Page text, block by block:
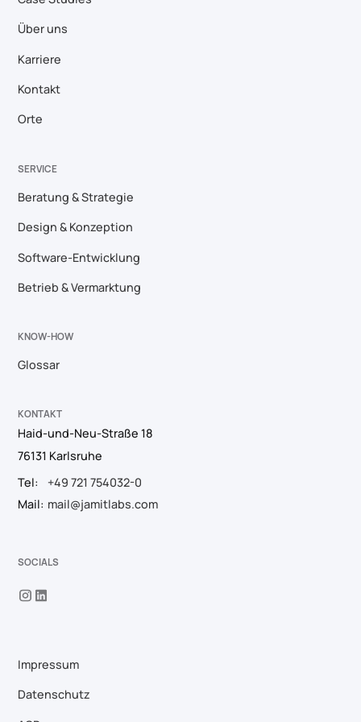
Über uns
Karriere
Kontakt
Orte
SERVICE
Beratung & Strategie
Design & Konzeption
Software-Entwicklung
Betrieb & Vermarktung
KNOW-HOW
Glossar
KONTAKT
Haid-und-Neu-Straße 18
76131 Karlsruhe
Tel:
+49 721 754032-0
Mail: mail@jamitlabs.com
SOCIALS
Impressum
Datenschutz